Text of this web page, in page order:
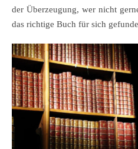
der Überzeugung, wer nicht
das richtige Buch für sich